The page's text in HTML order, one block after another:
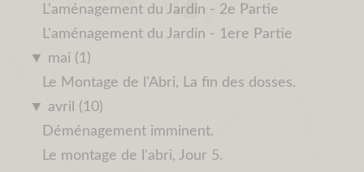
L'aménagement du Jardin - 2e Partie
L'aménagement du Jardin - 1ere Partie
▼ mai (1)
Le Montage de l'Abri, La fin des dosses.
▼ avril (10)
Déménagement imminent.
Le montage de l'abri, Jour 5.